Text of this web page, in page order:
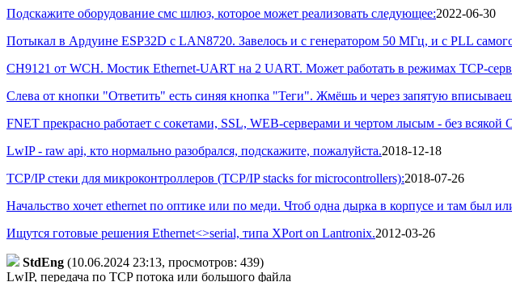
Подскажите оборудование смс шлюз, которое может реализовать следующее:2022-06-30
Потыкал в Ардуине ESP32D с LAN8720. Завелось и с генератором 50 МГц, и с PLL
CH9121 от WCH. Мостик Ethernet-UART на 2 UART. Может работать в режимах TCP-
Слева от кнопки "Ответить" есть синяя кнопка "Теги". Жмёшь и через запятую
FNET прекрасно работает с сокетами, SSL, WEB-серверами и чертом лысым - без
LwIP - raw api, кто нормально разобрался, подскажите, пожалуйста.2018-12-18
TCP/IP стеки для микроконтроллеров (TCP/IP stacks for microcontrollers):2018-07-26
Начальство хочет ethernet по оптике или по меди. Чтоб одна дырка в корпусе и там был
Ищутся готовые решения Ethernet<>serial, типа XPort on Lantronix.2012-03-26
StdEng (10.06.2024 23:13, просмотров: 439)
LwIP, передача по TCP потока или большого файла